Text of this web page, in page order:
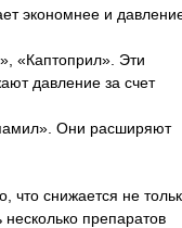
экономнее и
«Каптоприл». Эти
давление за счет
Они расширяют
что снижается не
препаратов